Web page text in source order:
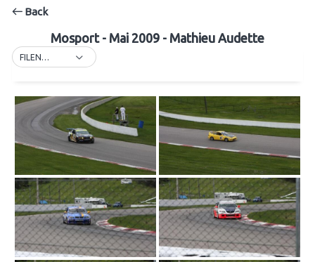
Back
Mosport - Mai 2009 - Mathieu Audette